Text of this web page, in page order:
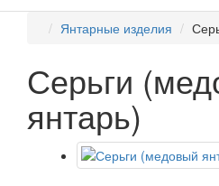
Янтарные изделия
Серьги
янтарь)